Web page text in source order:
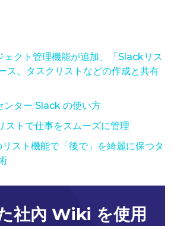
クト管理機能が追加、「Slackリス
ス。タスクリストなどの作成と共有
ンター Slack の使い方
トで仕事をスムーズに管理
スト機能で「後で」を綺麗に保つタ
社內 Wiki を使用